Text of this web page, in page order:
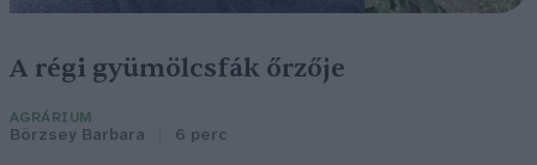
A régi gyümölcsfák őrzője
AGRÁRIUM
Börzsey Barbara 6 perc